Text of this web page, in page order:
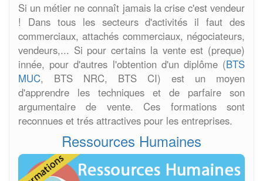
Si un métier ne connaît jamais la crise c'est vendeur
! Dans tous les secteurs d'activités il faut des
commerciaux, attachés commerciaux, négociateurs,
vendeurs,... Si pour certains la vente est (preque)
innée, pour d'autres l'obtention d'un diplôme (BTS
MUC, BTS NRC, BTS CI) est un moyen
d'apprendre les techniques et de parfaire son
argumentaire de vente. Ces formations sont
reconnues et trés attractives pour les entreprises.
Ressources Humaines